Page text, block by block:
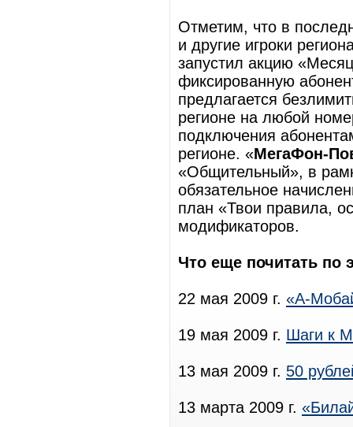
Отметим, что в
и другие игроки
запустил акцию
фиксированную
предлагается
регионе на любой
подключения
регионе. «МегаФон-
«Общительный», в
обязательное
план «Твои правила,
модификаторов.
Что еще почитать по
22 мая 2009 г. «А-
19 мая 2009 г. Шаги к
13 мая 2009 г. 50
13 марта 2009 г.